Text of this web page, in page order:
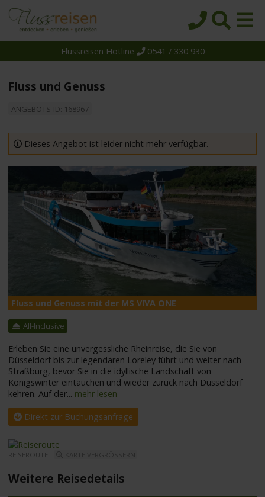
Reedereien
Schiffe
Wissen
Flussreisen Hotline 0541 / 330 930
Fluss und Genuss
ANGEBOTS-ID: 168967
Dieses Angebot ist leider nicht mehr verfügbar.
Fluss und Genuss mit der MS VIVA ONE
All-Inclusive
Erleben Sie eine unvergessliche Rheinreise, die Sie von
Düsseldorf bis zur legendären Loreley führt und weiter nach
Straßburg, bevor Sie in die idyllische Landschaft von
Königswinter eintauchen und wieder zurück nach Düsseldorf
kehren. Auf der... mehr lesen
Direkt zur Buchungsanfrage
REISEROUTE -
Weitere Reisedetails